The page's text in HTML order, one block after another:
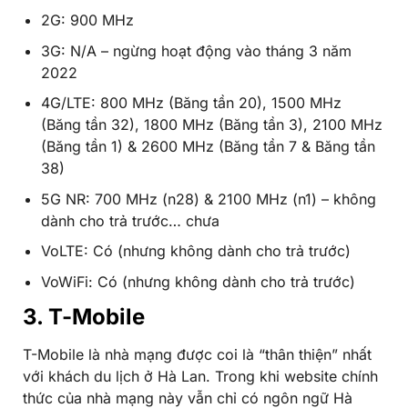
2G: 900 MHz
3G: N/A – ngừng hoạt động vào tháng 3 năm
2022
4G/LTE: 800 MHz (Băng tần 20), 1500 MHz
(Băng tần 32), 1800 MHz (Băng tần 3), 2100 MHz
(Băng tần 1) & 2600 MHz (Băng tần 7 & Băng tần
38)
5G NR: 700 MHz (n28) & 2100 MHz (n1) – không
dành cho trả trước… chưa
VoLTE: Có (nhưng không dành cho trả trước)
VoWiFi: Có (nhưng không dành cho trả trước)
3. T-Mobile
T-Mobile là nhà mạng được coi là “thân thiện” nhất
với khách du lịch ở Hà Lan. Trong khi website chính
thức của nhà mạng này vẫn chỉ có ngôn ngữ Hà